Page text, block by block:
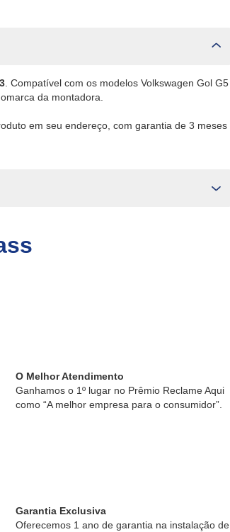
. Compatível com os modelos Volkswagen Gol G5
da montadora.
em seu endereço, com garantia de 3 meses
O Melhor Atendimento
Ganhamos o 1º lugar no Prêmio Reclame Aqui
como “A melhor empresa para o consumidor”.
Garantia Exclusiva
Oferecemos 1 ano de garantia na instalação de